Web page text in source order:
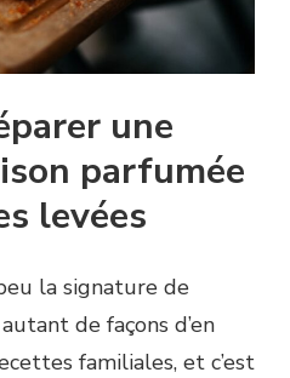
une
parfumée
levées
la signature de
de façons d’en
familiales, et c’est